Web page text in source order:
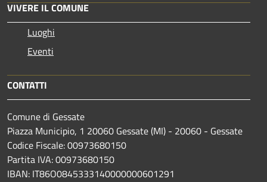
VIVERE IL COMUNE
Luoghi
Eventi
CONTATTI
Comune di Gessate
Piazza Municipio, 1 20060 Gessate (MI) - 20060 - Gessate
Codice Fiscale: 00973680150
Partita IVA: 00973680150
IBAN: IT86O0845333140000000601291